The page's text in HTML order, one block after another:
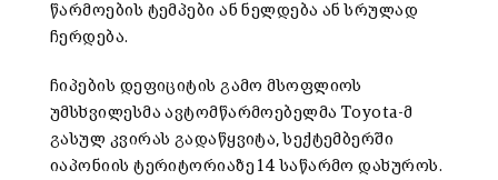
წარმოების ტემპები ან ნელდება ან სრულად
ჩერდება.
ჩიპების დეფიციტის გამო მსოფლიოს
უმსხვილესმა ავტომწარმოებელმა Toyota-მ
გასულ კვირას გადაწყვიტა, სექტემბერში
იაპონიის ტერიტორიაზე 14 საწარმო დახუროს.